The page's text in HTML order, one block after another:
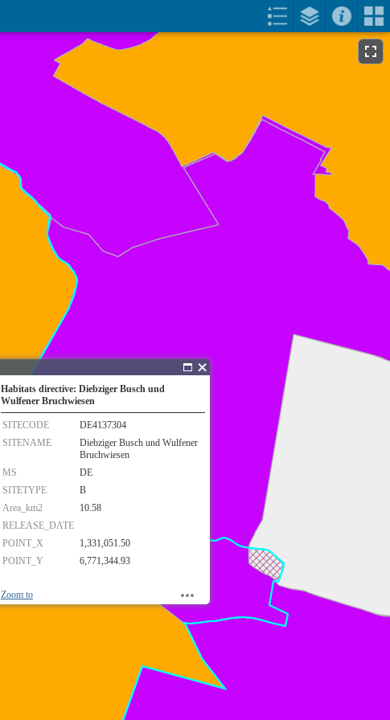
Habitats directive: Diebziger Busch und
Wulfener Bruchwiesen
SITECODE
DE4137304
SITENAME
Diebziger Busch und Wulfener
Bruchwiesen
MS
DE
SITETYPE
B
Area_km2
10.58
RELEASE_DATE
POINT_X
1,331,051.50
POINT_Y
6,771,344.93
Zoom to